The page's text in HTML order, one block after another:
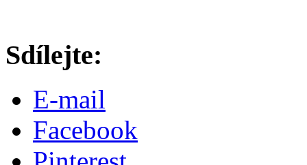
Sdílejte:
E-mail
Facebook